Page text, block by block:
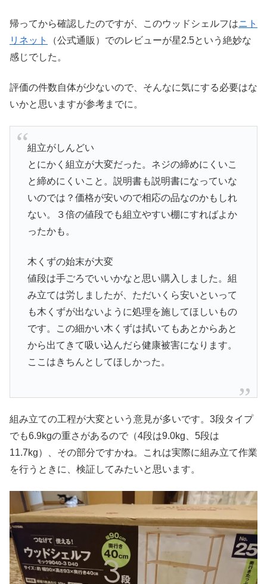
帰ってから確認したのですが、このウッドシェルフはニト
リネット
（公式通販）でのレビューが星2.5という絶妙な
感じでした。
評価の件数自体が少ないので、そんなに気にする必要はな
いかと思いますが参考までに。
組立がしんどい
とにかく組立が大変だった。ネジの締めにくいこ
と締めにくいこと。説明書も説明書になっていな
いのでは？価格が安いので相応の品なのかもしれ
ない。３倍の値段でも組立やすい棚にすればよか
ったかも。
木くずの始末が大変
値段は手ごろでいいかなと思い購入しました。組
み立ては労しましたが、ただいくら安いといって
も木くずが出ないように処理を施してほしいもの
です。この細かい木くずは拭いてもあとからあと
から出てきて吸い込んだら健康被害になります。
ここはきちんとしてほしかった。
組み立ての工程が大変という意見が多いです。3段タイプ
でも6.9kgの重さがあるので（4段は9.0kg、5段は
11.7kg）、その部分ですかね。これは実際に組み立て作業
を行うときに、検証してみたいと思います。